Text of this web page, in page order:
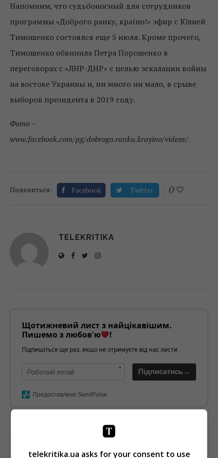
Напомним, что судьбоносный для сотрудников
программы «Доброго ранку, країно!» эфир с Юлией
Тимошенко состоялся еще 5 июля. Кроме прочего,
Тимошенко обвинила Петра Порошенко в
переговорах с «ЛНР-ДНР» с целью эскалации войны
на востоке Украины и, ни много ни мало, в срыве
выборов президента в 2019 году.
Фото –
www.facebook.com/pg/dobrogo.ranku.krayino/videos/
Поделиться: Facebook Twitter 0
TELEKRITIKA
Щотижневий лист з найцікавішим.
Пишемо з любов'ю
!
Підпишіться ще раз, якщо не отримуєте від нас листи
* Підписатись→
Предоставлено SendPulse
загрузка...
Предыдущий пост
telekritika.ua asks for your consent to use